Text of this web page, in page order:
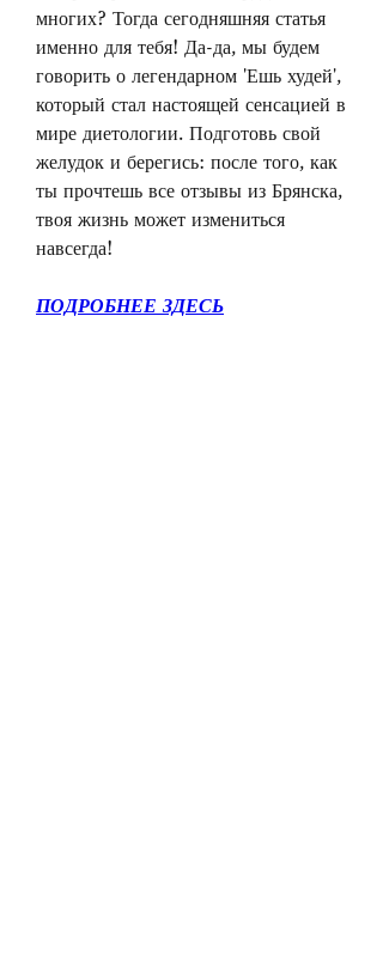
многих? Тогда сегодняшняя статья
именно для тебя! Да-да, мы будем
говорить о легендарном 'Ешь худей',
который стал настоящей сенсацией в
мире диетологии. Подготовь свой
желудок и берегись: после того, как
ты прочтешь все отзывы из Брянска,
твоя жизнь может измениться
навсегда!
ПОДРОБНЕЕ ЗДЕСЬ